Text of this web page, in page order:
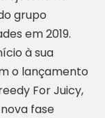
grupo
em 2019.
à sua
o lançamento
For Juicy,
fase